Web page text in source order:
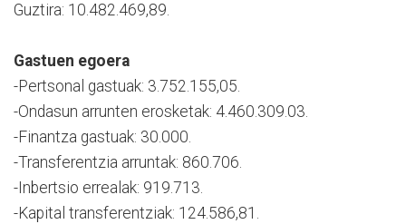
Guztira: 10.482.469,89.
Gastuen egoera
-Pertsonal gastuak: 3.752.155,05.
-Ondasun arrunten erosketak: 4.460.309.03.
-Finantza gastuak: 30.000.
-Transferentzia arruntak: 860.706.
-Inbertsio errealak: 919.713.
-Kapital transferentziak: 124.586,81.